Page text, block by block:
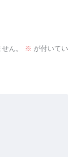
ん。 ※ が付いてい